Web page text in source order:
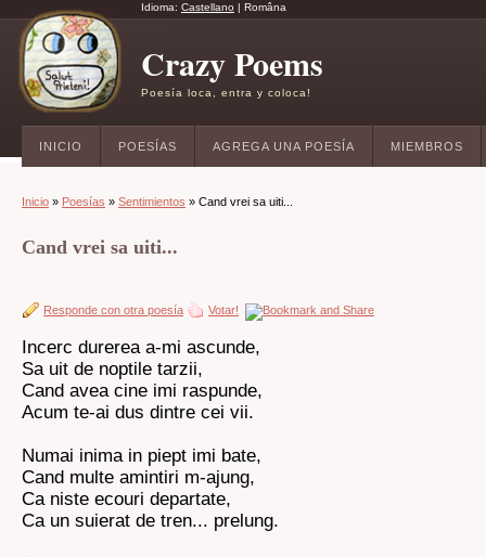
Idioma: Castellano | Româna
Crazy Poems
Poesía loca, entra y coloca!
INICIO POESÍAS AGREGA UNA POESÍA MIEMBROS
Inicio » Poesías » Sentimientos » Cand vrei sa uiti...
Cand vrei sa uiti...
Responde con otra poesía Votar!
Incerc durerea a-mi ascunde,
Sa uit de noptile tarzii,
Cand avea cine imi raspunde,
Acum te-ai dus dintre cei vii.
Numai inima in piept imi bate,
Cand multe amintiri m-ajung,
Ca niste ecouri departate,
Ca un suierat de tren... prelung.